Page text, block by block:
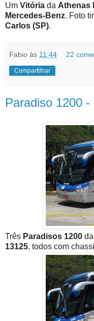
Um Vitória da Athenas
Mercedes-Benz. Foto
Carlos (SP).
Fabio às 11:44 22
Compartilhar
Paradiso 1200 -
Três Paradisos 1200 da
13125, todos com chassi